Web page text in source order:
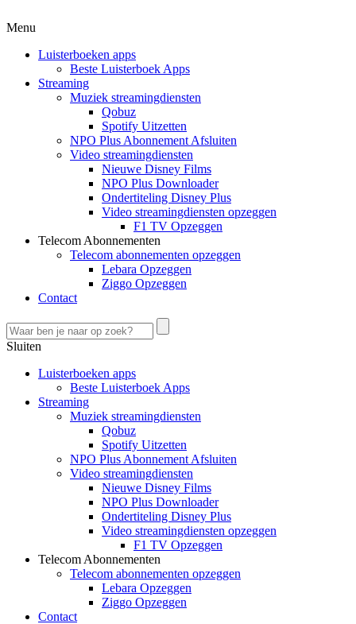
Menu
Luisterboeken apps
Beste Luisterboek Apps
Streaming
Muziek streamingdiensten
Qobuz
Spotify Uitzetten
NPO Plus Abonnement Afsluiten
Video streamingdiensten
Nieuwe Disney Films
NPO Plus Downloader
Ondertiteling Disney Plus
Video streamingdiensten opzeggen
F1 TV Opzeggen
Telecom Abonnementen
Telecom abonnementen opzeggen
Lebara Opzeggen
Ziggo Opzeggen
Contact
Sluiten
Luisterboeken apps
Beste Luisterboek Apps
Streaming
Muziek streamingdiensten
Qobuz
Spotify Uitzetten
NPO Plus Abonnement Afsluiten
Video streamingdiensten
Nieuwe Disney Films
NPO Plus Downloader
Ondertiteling Disney Plus
Video streamingdiensten opzeggen
F1 TV Opzeggen
Telecom Abonnementen
Telecom abonnementen opzeggen
Lebara Opzeggen
Ziggo Opzeggen
Contact